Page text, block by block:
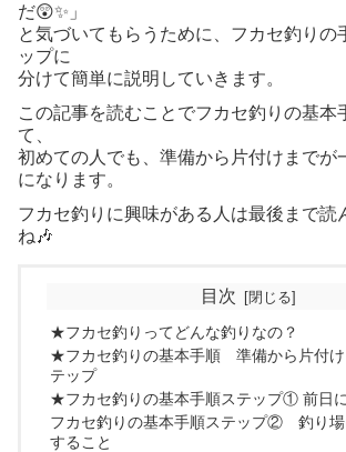
だ😲✨」
と気づいてもらうために、フカセ釣りの
ップに
分けて簡単に説明していきます。
この記事を読むことでフカセ釣りの基本
て、
初めての人でも、準備から片付けまでが
になります。
フカセ釣りに興味がある人は最後まで読
ね🎶
目次
★フカセ釣りってどんな釣りなの？
★フカセ釣りの基本手順 準備から片付け
テップ
★フカセ釣りの基本手順ステップ① 前日
フカセ釣りの基本手順ステップ② 釣り場
すること